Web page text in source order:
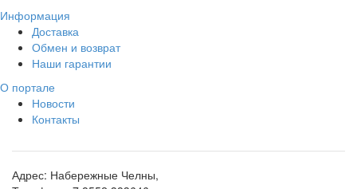
Информация
Доставка
Обмен и возврат
Наши гарантии
О портале
Новости
Контакты
Адрес: Набережные Челны,